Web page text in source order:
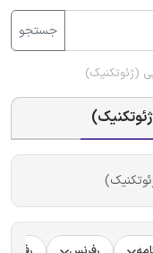
جستجو
(ژئوتکنیک)